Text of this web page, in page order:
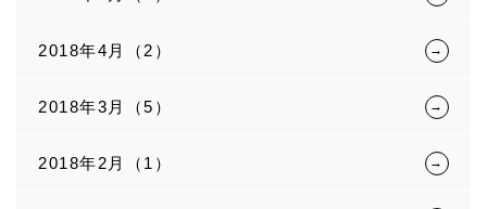
2018年4月（2）
2018年3月（5）
2018年2月（1）